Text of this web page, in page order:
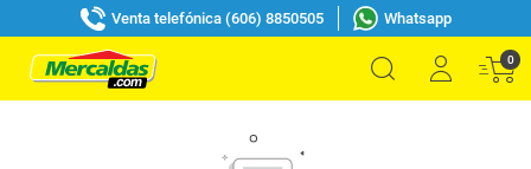
Venta telefónica (606) 8850505 Whatsapp
0